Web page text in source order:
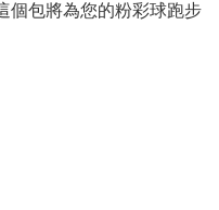
個包將為您的粉彩球跑步